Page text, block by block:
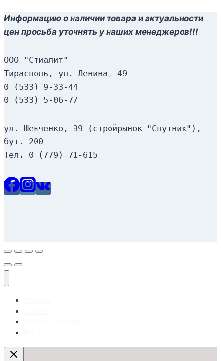
Информацию о наличии товара и актуальности
цен просьба уточнять у наших менеджеров!!!
ООО "Стиалит"
Тирасполь, ул. Ленина, 49
0 (533) 9-33-44
0 (533) 5-06-77
ул. Шевченко, 99 (стройрынок "Спутник"),
бут. 200
Тел. 0 (779) 71-615